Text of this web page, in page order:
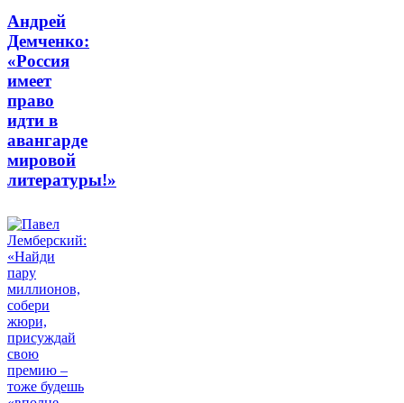
Андрей
Демченко:
«Россия
имеет
право
идти в
авангарде
мировой
литературы!»